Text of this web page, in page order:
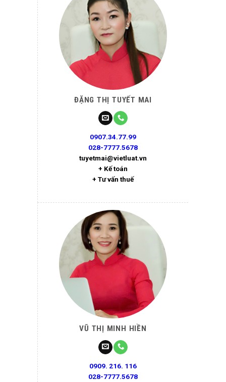
ĐẶNG THỊ TUYẾT MAI
0907.34.77.99
028-7777.5678
tuyetmai@vietluat.vn
+ Kế toán
+ Tư vấn thuế
VŨ THỊ MINH HIỀN
0909. 216. 116
028-7777.5678